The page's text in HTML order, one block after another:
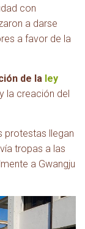
con
a darse
a favor de la
de la ley
la creación del
protestas llegan
tropas a las
a Gwangju